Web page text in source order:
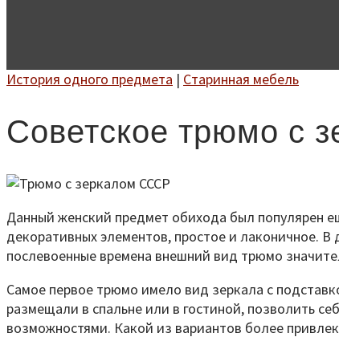
История одного предмета | Старинная мебель
Советское трюмо с
Данный женский предмет обихода был популярен
декоративных элементов, простое и лаконичное.
послевоенные времена внешний вид трюмо
Самое первое трюмо имело вид зеркала с
размещали в спальне или в гостиной, позволить
возможностями. Какой из вариантов более